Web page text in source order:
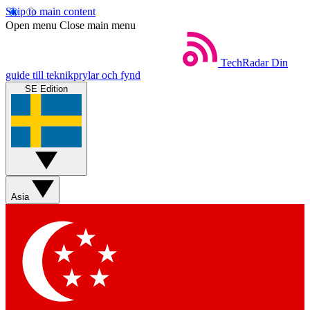
Skip to main content
Open menu Close main menu
TechRadar Din
guide till teknikprylar och fynd
SE Edition
Asia